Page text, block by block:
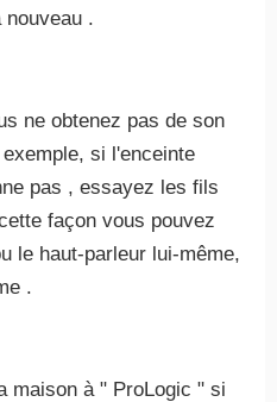
.
ne obtenez pas de son
si l'enceinte
pas , essayez les fils
façon vous pouvez
le haut-parleur lui-même,
.
maison à " ProLogic " si